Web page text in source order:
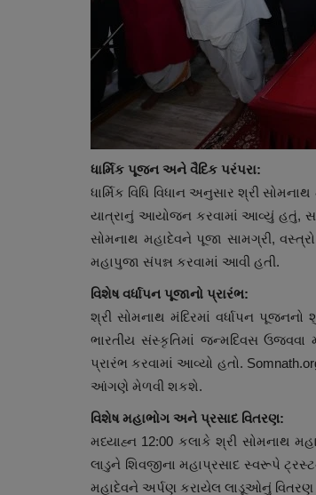
ધાર્મિક પૂજન અને વૈદિક પરંપરા:
ધાર્મિક વિધિ વિધાન અનુસાર શ્રી
યાત્રાનું આયોજન કરવામાં આવ્યું હતું,
સોમનાથ મહાદેવને પૂજા સામગ્રી,
મહાપુજા સંપન્ન કરવામાં આવી હતી.
વિશેષ વર્ધાપન પૂજાનો પ્રારંભ:
શ્રી સોમનાથ મંદિરમાં વર્ધાપન
ભારતીય સંસ્કૃતિમાં જન્મદિવસ ઉજવવા
પ્રારંભ કરવામાં આવ્યો હતો.
આંગણે મેળવી શકશે.
વિશેષ મહાભોગ અને પ્રસાદ વિતરણ:
મધ્યાહ્ન 12:00 કલાકે શ્રી સોમનાથ
લાડુને શિવજીના મહાપ્રસાદ સ્વરૂપે
મહાદેવને અર્પણ કરાયેલ લાડૂઓનું